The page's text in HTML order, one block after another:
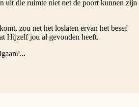
uit die ruimte niet net de poort kunnen zijn
zou net het loslaten ervan het besef
Hijzelf jou al gevonden heeft.